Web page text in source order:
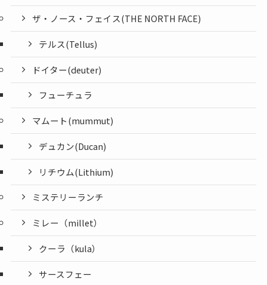
ザ・ノース・フェイス(THE NORTH FACE)
テルス(Tellus)
ドイター(deuter)
フューチュラ
マムート(mummut)
デュカン(Ducan)
リチウム(Lithium)
ミステリーランチ
ミレー（millet）
クーラ（kula）
サースフェー